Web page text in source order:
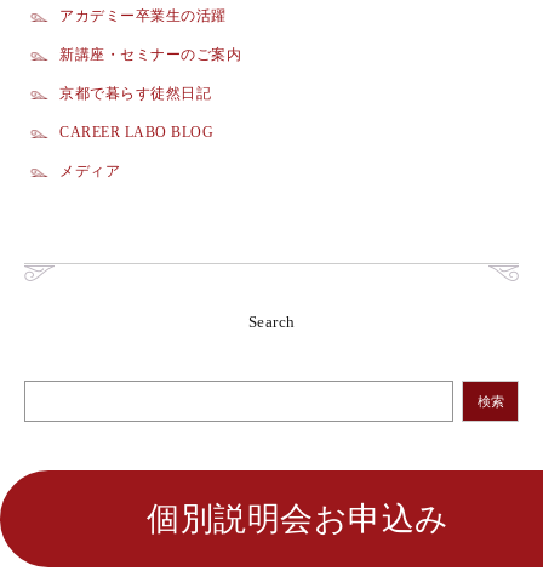
アカデミー卒業生の活躍
新講座・セミナーのご案内
京都で暮らす徒然日記
CAREER LABO BLOG
メディア
Search
検索
個別説明会お申込み